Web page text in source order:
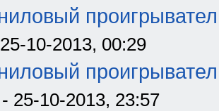
10-2013, 00:29
- 25-10-2013, 23:57